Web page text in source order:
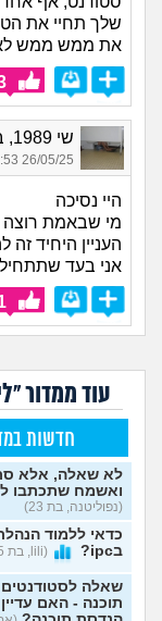
שלך תחיי את
את ממש ממש לא
שי 1989, בת 36
26/05/25 11:53
היי נסיכה
מי שבאמת רוצה
העניין היחיד
אני בעד
עוד ממדור
חדשות
לא שאלה, אלא
ואשמח שתכתבו
(נפוליטנה, בת 23)
כדאי ללמוד
בipc?
(lili, בת 25)
שאלה לסטודנטים
תוכנה - האם